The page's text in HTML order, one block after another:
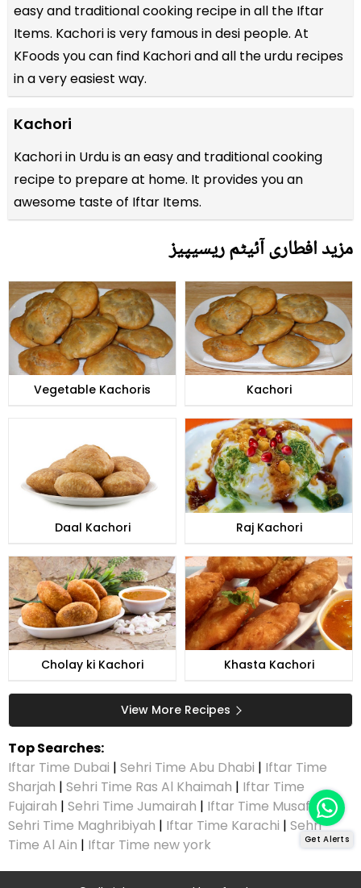
easy and traditional cooking recipe in all the Iftar
Items. Kachori is very famous in desi people. At
KFoods you can find Kachori and all theurdu recipes
in a very easiest way.
Kachori
Kachori in Urdu is an easy and traditional cooking
recipe to prepare at home. It provides you an
awesome taste of Iftar Items.
مزید افطاری آئیٹم ریسیپیز
Vegetable Kachoris Kachori
Daal Kachori Raj Kachori
Cholay ki Kachori Khasta Kachori
View More Recipes
Top Searches:
Iftar Time Dubai | Sehri Time Abu Dhabi | Iftar Time
Sharjah | Sehri Time Ras Al Khaimah | Iftar Time
Fujairah | Sehri Time Jumairah | Iftar Time Musaffah|
Sehri Time Maghribiyah | Iftar Time Karachi | Sehri
Time Al Ain | Iftar Time new york Get Alerts